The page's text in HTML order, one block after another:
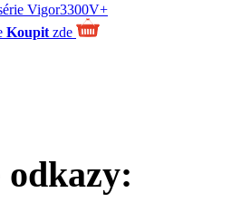
Vigor3300V+
Koupit zde